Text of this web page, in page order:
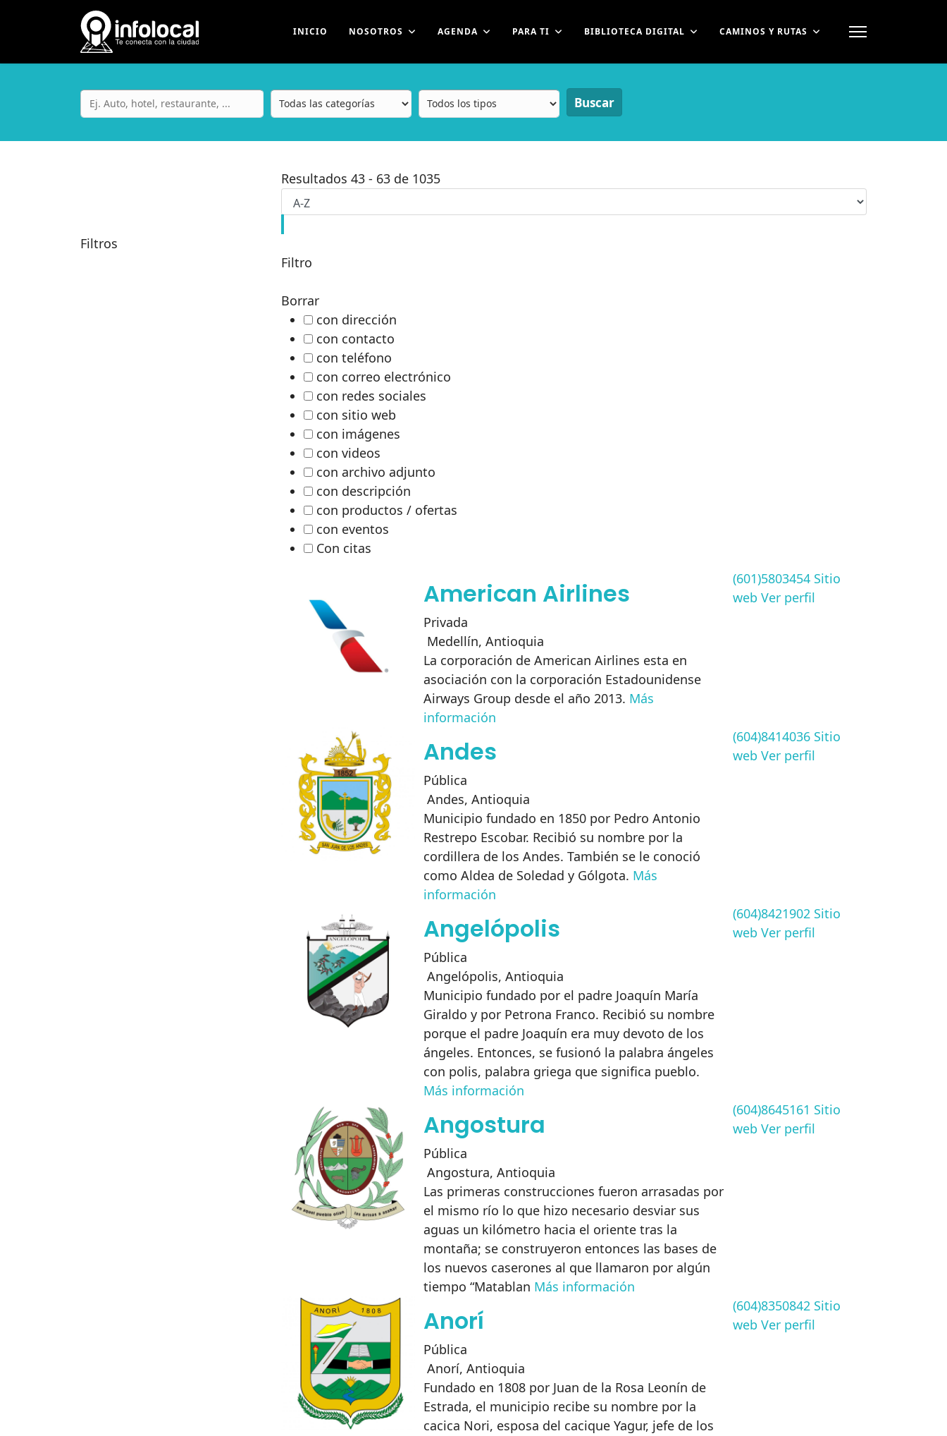
INICIO NOSOTROS AGENDA PARA TI BIBLIOTECA DIGITAL CAMINOS Y RUTAS
Buscar
Resultados 43 - 63 de 1035
Filtros
Filtro
Borrar
con dirección
con contacto
con teléfono
con correo electrónico
con redes sociales
con sitio web
con imágenes
con videos
con archivo adjunto
con descripción
con productos / ofertas
con eventos
Con citas
American Airlines
Privada
Medellín, Antioquia
La corporación de American Airlines esta en
asociación con la corporación Estadounidense
Airways Group desde el año 2013. Más
información
(601)5803454 Sitio
web Ver perfil
Andes
Pública
Andes, Antioquia
Municipio fundado en 1850 por Pedro Antonio
Restrepo Escobar. Recibió su nombre por la
cordillera de los Andes. También se le conoció
como Aldea de Soledad y Gólgota. Más
información
(604)8414036 Sitio
web Ver perfil
Angelópolis
Pública
Angelópolis, Antioquia
Municipio fundado por el padre Joaquín María
Giraldo y por Petrona Franco. Recibió su nombre
porque el padre Joaquín era muy devoto de los
ángeles. Entonces, se fusionó la palabra ángeles
con polis, palabra griega que significa pueblo.
Más información
(604)8421902 Sitio
web Ver perfil
Angostura
Pública
Angostura, Antioquia
Las primeras construcciones fueron arrasadas por
el mismo río lo que hizo necesario desviar sus
aguas un kilómetro hacia el oriente tras la
montaña; se construyeron entonces las bases de
los nuevos caserones al que llamaron por algún
tiempo “Matablan Más información
(604)8645161 Sitio
web Ver perfil
Anorí
Pública
Anorí, Antioquia
Fundado en 1808 por Juan de la Rosa Leonín de
Estrada, el municipio recibe su nombre por la
cacica Nori, esposa del cacique Yagur, jefe de los
(604)8350842 Sitio
web Ver perfil